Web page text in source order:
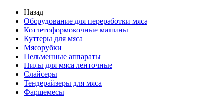
Назад
Оборудование для переработки мяса
Котлетоформовочные машины
Куттеры для мяса
Мясорубки
Пельменные аппараты
Пилы для мяса ленточные
Слайсеры
Тендерайзеры для мяса
Фаршемесы